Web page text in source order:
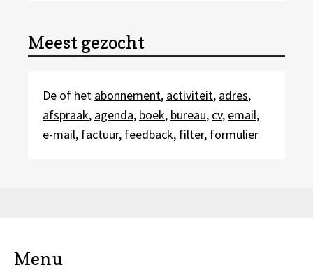
Meest gezocht
De of het abonnement, activiteit, adres,
afspraak, agenda, boek, bureau, cv, email,
e-mail, factuur, feedback, filter, formulier
Menu